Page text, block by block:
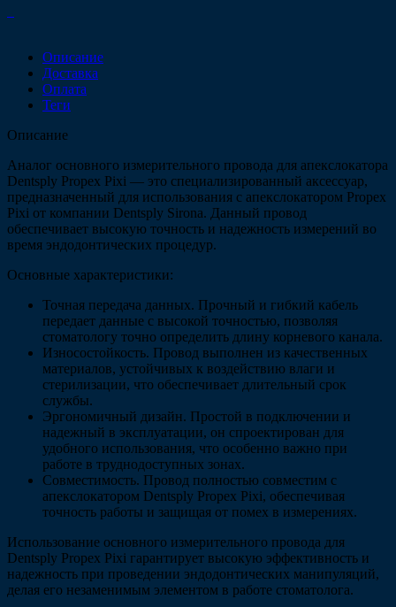
Описание
Доставка
Оплата
Теги
Описание
Аналог основного измерительного провода для апекслокатора
Dentsply Propex Pixi — это специализированный аксессуар,
предназначенный для использования с апекслокатором Propex
Pixi от компании Dentsply Sirona. Данный провод
обеспечивает высокую точность и надежность измерений во
время эндодонтических процедур.
Основные характеристики:
Точная передача данных. Прочный и гибкий кабель
передает данные с высокой точностью, позволяя
стоматологу точно определить длину корневого канала.
Износостойкость. Провод выполнен из качественных
материалов, устойчивых к воздействию влаги и
стерилизации, что обеспечивает длительный срок
службы.
Эргономичный дизайн. Простой в подключении и
надежный в эксплуатации, он спроектирован для
удобного использования, что особенно важно при
работе в труднодоступных зонах.
Совместимость. Провод полностью совместим с
апекслокатором Dentsply Propex Pixi, обеспечивая
точность работы и защищая от помех в измерениях.
Использование основного измерительного провода для
Dentsply Propex Pixi гарантирует высокую эффективность и
надежность при проведении эндодонтических манипуляций,
делая его незаменимым элементом в работе стоматолога.